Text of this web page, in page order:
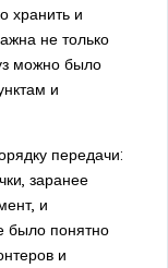
хранить и
не только
можно было
и
передачи:
заранее
и
было понятно
и